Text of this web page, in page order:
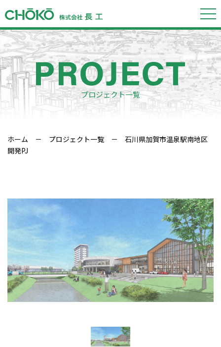
プロジェクト一覧
ホーム － プロジェクト一覧 － 石川県加賀市温泉駅南地区
開発PJ